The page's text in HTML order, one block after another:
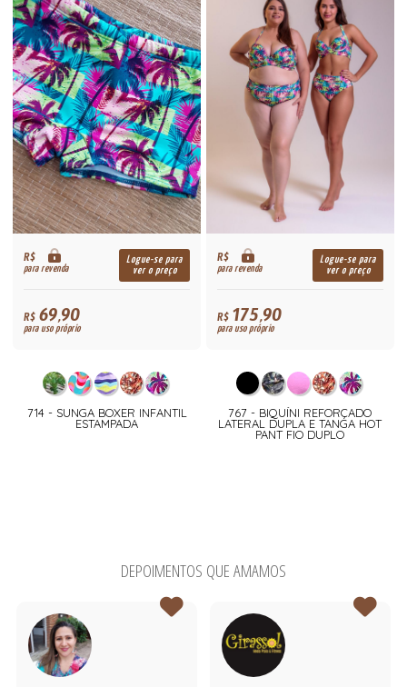
R$
para revenda
Logue-se para
ver o preço
R$69,90
para uso próprio
714 - SUNGA BOXER INFANTIL
ESTAMPADA
R$
para revenda
Logue-se para
ver o preço
R$175,90
para uso próprio
767 - BIQUÍNI REFORÇADO
LATERAL DUPLA E TANGA HOT
PANT FIO DUPLO
DEPOIMENTOS QUE AMAMOS